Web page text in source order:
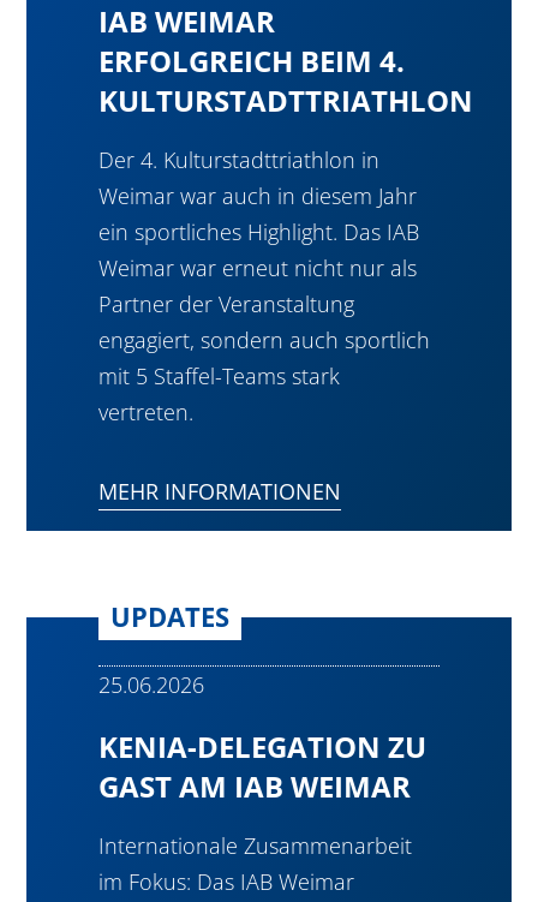
IAB WEIMAR
ERFOLGREICH BEIM 4.
KULTURSTADTTRIATHLON
Der 4. Kulturstadttriathlon in
Weimar war auch in diesem Jahr
ein sportliches Highlight. Das IAB
Weimar war erneut nicht nur als
Partner der Veranstaltung
engagiert, sondern auch sportlich
mit 5 Staffel-Teams stark
vertreten.
MEHR INFORMATIONEN
UPDATES
25.06.2026
KENIA-DELEGATION ZU
GAST AM IAB WEIMAR
Internationale Zusammenarbeit
im Fokus: Das IAB Weimar